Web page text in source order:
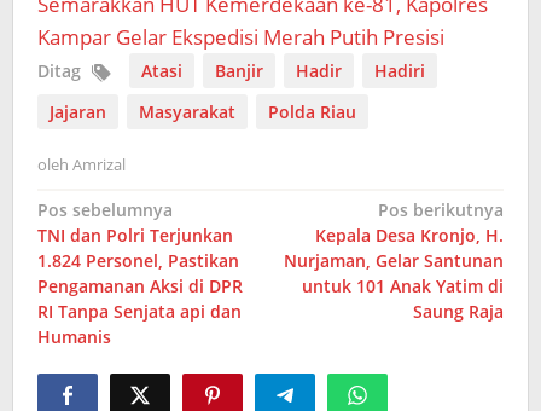
Kampar Gelar Ekspedisi Merah Putih Presisi
Ditag Atasi Banjir Hadir
Hadiri
Jajaran
Masyarakat Polda Riau
oleh Amrizal
Navigasi
pos
Pos sebelumnya
TNI dan Polri Terjunkan
1.824 Personel, Pastikan
Pengamanan Aksi di DPR
RI Tanpa Senjata api dan
Humanis
Pos berikutnya
Kepala Desa Kronjo, H.
Nurjaman, Gelar Santunan
untuk 101 Anak Yatim di
Saung Raja